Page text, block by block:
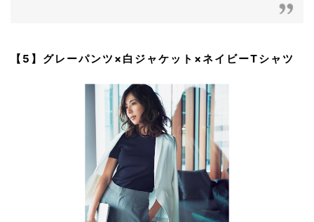
【5】グレーパンツ×白ジャケット×ネイビーTシャツ